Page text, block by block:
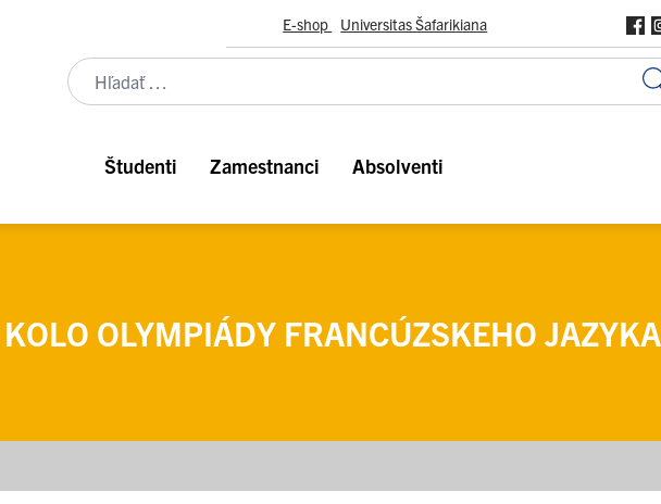
E-shop Universitas Šafarikiana
Študenti Zamestnanci Absolventi
OLYMPIÁDY FRANCÚZSKEHO JAZYKA